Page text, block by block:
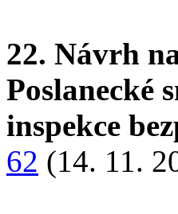
22. Návrh
Poslanecké
inspekce
62 (14. 11.